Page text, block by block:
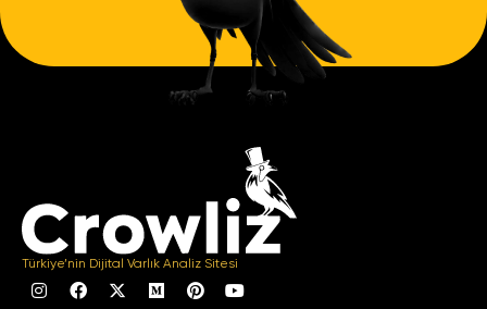
Türkiye’nin Dijital Varlık Analiz Sitesi